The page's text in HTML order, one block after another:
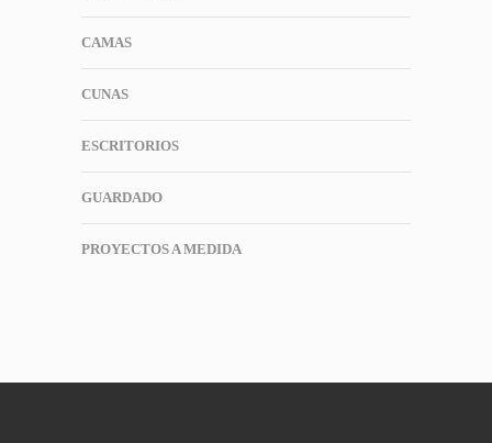
CAMAS
CUNAS
ESCRITORIOS
GUARDADO
PROYECTOS A MEDIDA